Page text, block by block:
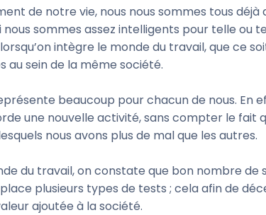
de notre vie, nous nous sommes tous
nous sommes assez intelligents pour telle ou
intègre le monde du travail, que ce
au sein de la même société.
beaucoup pour chacun de nous.
une nouvelle activité, sans compter le
nous avons plus de mal que les autres.
du travail, on constate que bon nombre
plusieurs types de tests ; cela afin de
ajoutée à la société.